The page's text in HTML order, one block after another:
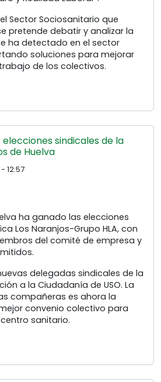
Sector Sociosanitario que
pretende debatir y analizar la
ha detectado en el sector
soluciones para mejorar
de los colectivos.
elecciones sindicales de la
de Huelva
12:57
ha ganado las elecciones
Los Naranjos-Grupo HLA, con
del comité de empresa y
delegadas sindicales de la
a la Ciudadanía de USO. La
compañeras es ahora la
convenio colectivo para
sanitario.